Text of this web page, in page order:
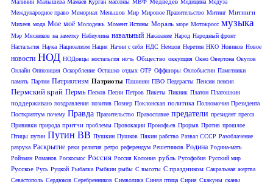
Малинин Малышева Мамаев Курган массоны МВФ Медицина Медуза
Международное право Мемориал Меньшов Мир Мировое Правительство Митинг Митинги
Михеев мода Мое моё Молодежь Момент Истины Мораль море Мотокросс музыка
Мэр Мясников на заметку Набиулина навальный Наказание Народ Народный фронт
Настальгия Наука Нациоализм Нация Начни с себя НДС Немцов Неретин НКО Новиков Новое
новости НОД НОДовцы ностальгия ночь Общество оккупция Окно Овертона Окулов
Онлайн Оппозиция Оскорбление Осташко отдых ОТР Оффшоры Охлобыстин Памятники
память Партии Патриотизм Патриоты Пашинян ПВО Педерасты Пенсии пенсия
Пермский край Пермь Песков Песни Петров Пикеты Пикник Платон Платошкин
поддерживаю поздравления позитив Познер Поклонская политика Полномочия Президента
Посткриптум почему Правда Правительство Православие предатели президент пресса
Прививки природа притчи проблемы Провокации Прокофьев Прорыв Против прошлое
Птицы путин Путин ВВ Пушкин Пушков Пякин рабство Развал СССР Разоблачение
разруха Раскрытие реки религия ретро референдум Решетников Родина Родина-мать
Ройзман Романов Роскосмос Россия Россия Колония рубль Русофобия Русский мир
Русское Русь Руцкой Рыбалка Рыбкин рыбы С высоты С праздником Сакральная жертва
Севастополь Сердюков Серебренников Символика Синяя птица Сирия Скакуны сканы